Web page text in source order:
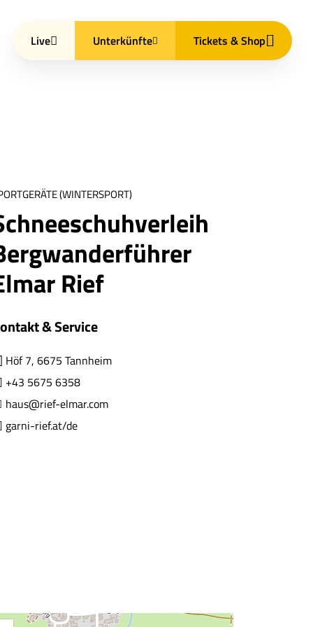
(WINTERSPORT)
Rief
& Service
Höf 7, 6675 Tannheim
+43 5675 6358
haus@rief-elmar.com
garni-rief.at/de
Live Unterkünfte Tickets & Shop